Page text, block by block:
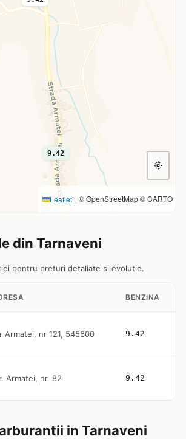
9.42
Leaflet | © OpenStreetMap © CARTO
din Tarnaveni
pentru preturi detaliate si evolutie.
BENZINA
Armatei, nr 121, 545600 9.42
Armatei, nr. 82 9.42
in Tarnaveni